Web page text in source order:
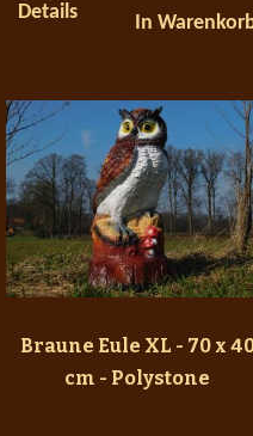
Details
In
Braune Eule XL - 70 x
cm - Polystone